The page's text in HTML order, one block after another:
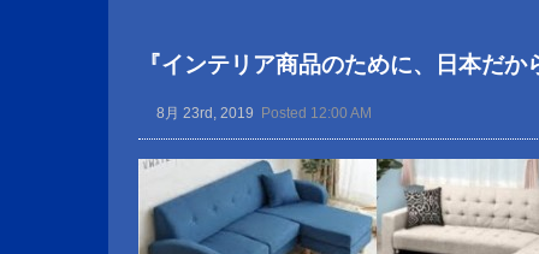
『インテリア商品のために、日本だか
8月 23rd, 2019 Posted 12:00 AM